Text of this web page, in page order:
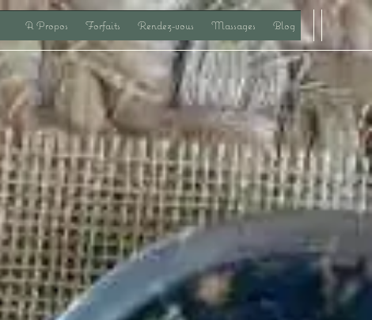
A Propos Forfaits Rendez-vous Massages Blog